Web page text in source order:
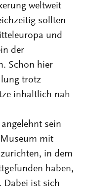
weltweit
sollten
und
der
Schon hier
trotz
inhaltlich nah
sein
mit
in dem
haben,
Dabei ist sich